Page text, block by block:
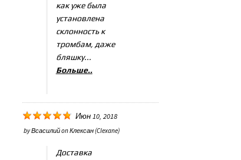
как уже была
установлена
склонность к
тромбам, даже
бляшку...
Больше..
Июн 10, 2018
byВсасилийonКлексан (Clexane)
Доставка